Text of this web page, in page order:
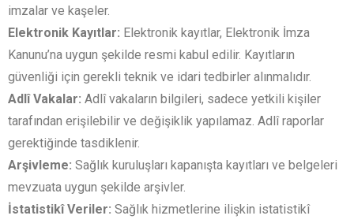
imzalar ve kaşeler.
Elektronik Kayıtlar: Elektronik kayıtlar, Elektronik İmza
Kanunu’na uygun şekilde resmi kabul edilir. Kayıtların
güvenliği için gerekli teknik ve idari tedbirler alınmalıdır.
Adlî Vakalar: Adlî vakaların bilgileri, sadece yetkili kişiler
tarafından erişilebilir ve değişiklik yapılamaz. Adlî raporlar
gerektiğinde tasdiklenir.
Arşivleme: Sağlık kuruluşları kapanışta kayıtları ve belgeleri
mevzuata uygun şekilde arşivler.
İstatistikî Veriler: Sağlık hizmetlerine ilişkin istatistikî